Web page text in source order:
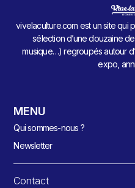
vivelaculture.com est un site qui
sélection d’une douzaine
musique…) regroupés autour
expo,
MENU
Qui sommes-nous ?
Newsletter
Contact